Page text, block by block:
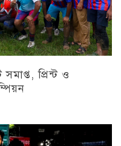
সমাপ্ত, প্রিন্ট ও